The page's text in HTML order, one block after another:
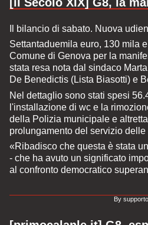
Il bilancio di sabato. Nuova
Settantaduemila euro, 130 mila
Comune di Genova per la
stata resa nota dal sindaco
De Benedictis (Lista Biasotti) e
Nel dettaglio sono stati spesi
l'installazione di wc e la
della Polizia municipale e
prolungamento del servizio
«Ribadisco che questa è stata
- che ha avuto un significato
al confronto democratico
By